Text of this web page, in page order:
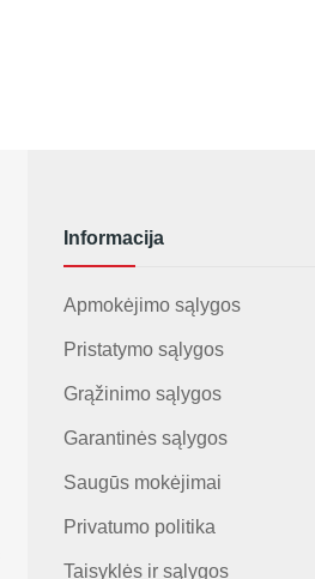
Informacija
Apmokėjimo sąlygos
Pristatymo sąlygos
Grąžinimo sąlygos
Garantinės sąlygos
Saugūs mokėjimai
Privatumo politika
Taisyklės ir sąlygos